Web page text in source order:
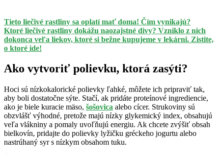
Tieto liečivé rastliny sa oplatí mať doma! Čím vynikajú?
Ktoré liečivé rastliny dokážu naozajstné divy? Vzniklo z nich
dokonca veľa liekov, ktoré si bežne kupujeme v lekárni. Zistite,
o ktoré ide!
Ako vytvoriť polievku, ktorá zasýti?
Hoci sú nízkokalorické polievky ľahké, môžete ich pripraviť tak,
aby boli dostatočne sýte. Stačí, ak pridáte proteínové ingrediencie,
ako je biele kuracie mäso, šošovica alebo cícer. Strukoviny sú
obzvlášť výhodné, pretože majú nízky glykemický index, obsahujú
veľa vlákniny a pomaly uvoľňujú energiu. Ak chcete zvýšiť obsah
bielkovín, pridajte do polievky lyžičku gréckeho jogurtu alebo
nastrúhaný syr s nízkym obsahom tuku.